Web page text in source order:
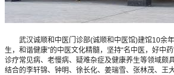
武汉诚顺和中医门诊部(诚顺和中医馆)建馆10余年
生，和谐健康”的中医文化精髓，坚持“名中医，好中
诊疗常见病、老慢病、疑难杂症及健康养生等领域颇
结合的李轩锦、钟明、徐长化、姜瑞雪、张林茂、王